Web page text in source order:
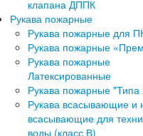
клапана ДППК
Рукава пожарные
Рукава пожарные для
Рукава пожарные
Рукава пожарные
Латексированные
Рукава пожарные "Типа
Рукава всасывающие и
всасывающие для
воды (класс В)